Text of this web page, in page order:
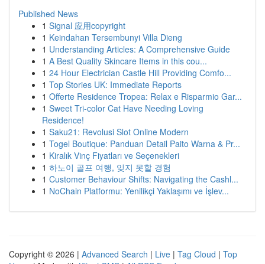
Published News
1 Signal 应用copyright
1 Keindahan Tersembunyi Villa Dieng
1 Understanding Articles: A Comprehensive Guide
1 A Best Quality Skincare Items in this cou...
1 24 Hour Electrician Castle Hill Providing Comfo...
1 Top Stories UK: Immediate Reports
1 Offerte Residence Tropea: Relax e Risparmio Gar...
1 Sweet Tri-color Cat Have Needing Loving
Residence!
1 Saku21: Revolusi Slot Online Modern
1 Togel Boutique: Panduan Detail Paito Warna & Pr...
1 Kiralık Vinç Fiyatları ve Seçenekleri
1 하노이 골프 여행, 잊지 못할 경험
1 Customer Behaviour Shifts: Navigating the Cashl...
1 NoChain Platformu: Yenilikçi Yaklaşımı ve İşlev...
Copyright © 2026 | Advanced Search | Live | Tag Cloud | Top